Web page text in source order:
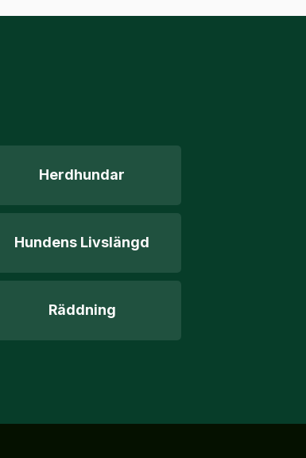
Herdhundar
Hundens Livslängd
Räddning